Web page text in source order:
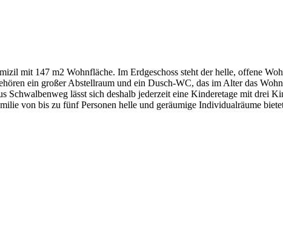
mit 147 m2 Wohnfläche. Im Erdgeschoss steht der helle, offene
ein großer Abstellraum und ein Dusch-WC, das im Alter das
Schwalbenweg lässt sich deshalb jederzeit eine Kinderetage mit drei
von bis zu fünf Personen helle und geräumige Individualräume